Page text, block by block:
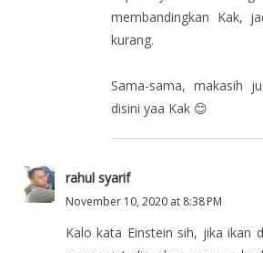
membandingkan Kak,
kurang.
Sama-sama, makasih
disini yaa Kak 😊
rahul syarif
November 10, 2020 at 8:38 PM
Kalo kata Einstein sih, jika ikan